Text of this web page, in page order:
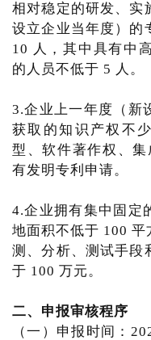
相对稳定的研发、实
设立企业当年度）的
10 人，其中具有中
的人员不低于 5 人。
3.企业上一年度（新
获取的知识产权不
型、软件著作权、
有发明专利申请。
4.企业拥有集中固定
地面积不低于 100
测、分析、测试手段
于 100 万元。
二、申报审核程序
（一）申报时间：